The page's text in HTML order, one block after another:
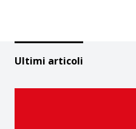
Ultimi articoli